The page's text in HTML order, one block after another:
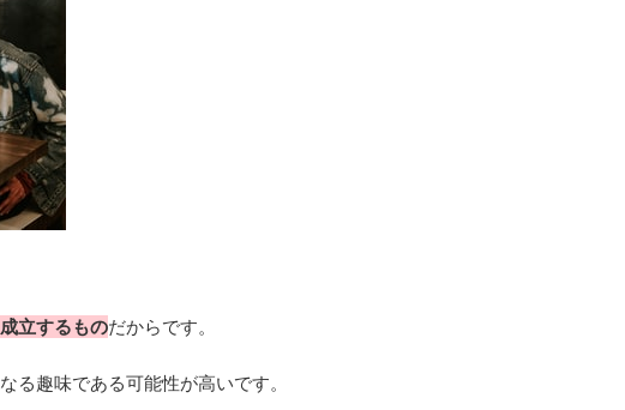
立するものだからです。
る趣味である可能性が高いです。